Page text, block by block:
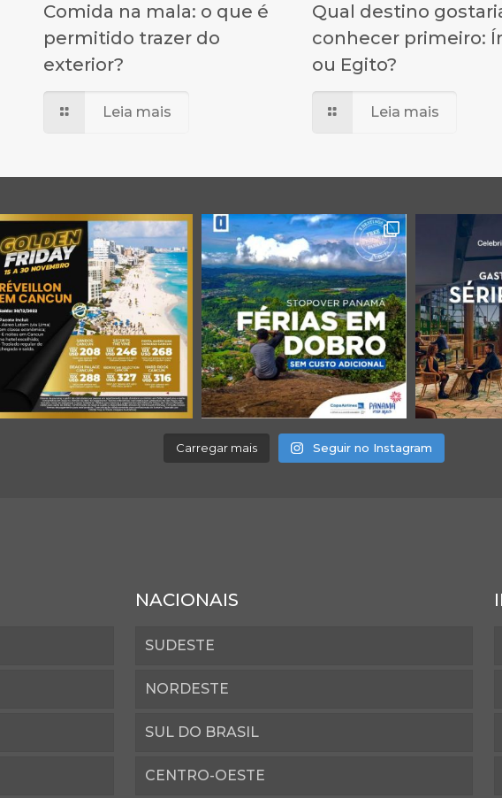
Comida na mala: o que é
permitido trazer do
exterior?
Leia mais
Qual destino
conhecer primeiro:
ou Egito?
Leia mais
Carregar mais Seguir no Instagram
NACIONAIS
SUDESTE
NORDESTE
SUL DO BRASIL
CENTRO-OESTE